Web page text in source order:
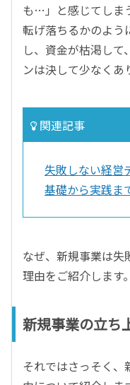
も…」と感じてしま
転げ落ちるかのよう
し、資金が枯渇し
ンは決して少なくあ
関連記事
失敗しない経営
基礎から実践ま
なぜ、新規事業は失
理由をご紹介します。
新規事業の立ち
それではさっそく